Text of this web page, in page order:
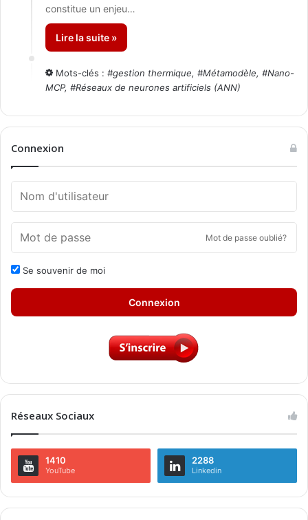
constitue un enjeu…
Lire la suite »
Mots-clés : #gestion thermique, #Métamodèle, #Nano-
MCP, #Réseaux de neurones artificiels (ANN)
Connexion
Mot de passe oublié?
Se souvenir de moi
Connexion
Réseaux Sociaux
1410
YouTube
2288
Linkedin